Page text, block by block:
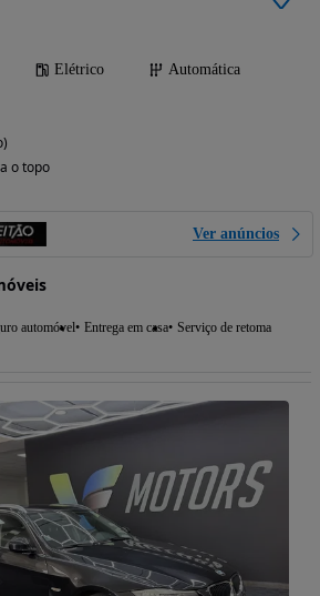
Elétrico
Automática
o topo
Ver anúncios
automóvel Entrega em casa Serviço de retoma